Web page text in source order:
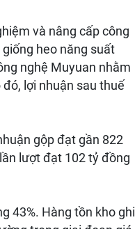
và nâng cấp công
heo năng suất
nghệ Muyuan nhằm
lợi nhuận sau thuế
gộp đạt gần 822
lượt đạt 102 tỷ đồng
43%. Hàng tồn kho ghi